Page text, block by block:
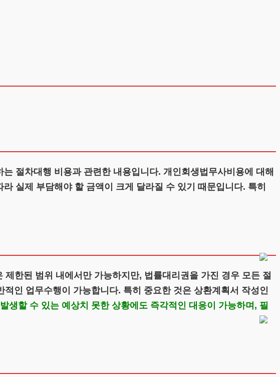
절차대행 비용과 관련한 내용입니다. 개인회생법무사비용에 대해
실제 부담해야 할 금액이 크게 달라질 수 있기 때문입니다. 특히
한된 범위 내에서만 가능하지만, 법률대리권을 가진 경우 모든 절
인 업무수행이 가능합니다. 특히 중요한 것은 상환계획서 작성인
생할 수 있는 예상치 못한 상황에도 즉각적인 대응이 가능하며, 필